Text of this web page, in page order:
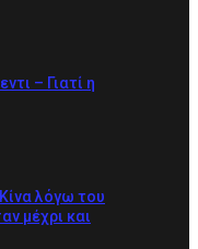
– Γιατί η
λόγω του
μέχρι και